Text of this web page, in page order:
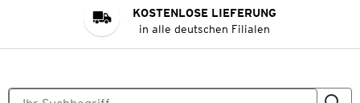
KOSTENLOSE LIEFERUNG
in alle deutschen Filialen